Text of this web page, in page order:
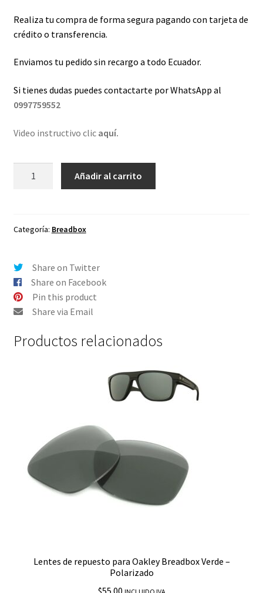
Realiza tu compra de forma segura pagando con tarjeta de
crédito o transferencia.
Enviamos tu pedido sin recargo a todo Ecuador.
Si tienes dudas puedes contactarte por WhatsApp al
0997759552
Video instructivo clic aquí.
Oakley
-
Polarizado
cantidad
Añadir al carrito
Categoría: Breadbox
Share on Twitter
Share on Facebook
Pin this product
Share via Email
Productos relacionados
Lentes de repuesto para Oakley Breadbox Verde –
Polarizado
$55.00